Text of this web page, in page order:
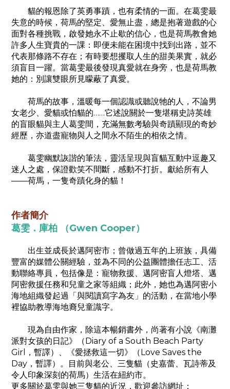
貓的報恩除了英勇事蹟，也有柔情的一面。在葛雯最
失意的時候，荷馬的堅定、愛無止盡，總是抱著遊戲的心
面對各種挑戰，啟發她永不止歇的信心，也是荷馬教會她
許多人生寶貴的一課：即便未能在困境中找到出路，並不
代表那條路不存在；有時要想攫取人生的甜美果實，就必
須盲目一躍。當葛雯最後發現真愛就在身旁，也是荷馬教
她的：別讓雙眼所見矇蔽了真愛。
荷馬的故事，溫暖每一個認識或聽說牠的人，不論男
女老少、愛貓或怕貓的……它述說關於一隻堪稱史詩英雄
的盲眼貓與主人葛雯間，充滿無數考驗與奇蹟顯現的奇妙
經歷，亦道盡寵物與人之間永不陌生的相依之情。
葛雯幽默詼諧的筆法，靈活呈現與盲貓互動中逗趣又
迷人之處，保證歡笑不間斷，感動不打折。獻給所有人
——荷馬，一隻奇蹟化身的貓！
作者簡介
葛雯．庫柏 （Gwen Cooper）
出生並成長於邁阿密市；曾做過五年的上班族，具備
豐富的媒體公關經驗，並為不同的公益團體擔任志工、活
動聯絡專員，包括像是：寵物救援、邁阿密盲人燈塔、邁
阿密救援任務和兒童之家等組織；此外，她也為邁阿密小
海地組織發起過「與閱讀寫字為友」的活動，在當地小學
裡協助教導海地裔兒童識字。
現為自由作家，除這本暢銷書外，尚著有小說《南灘
派對女孩的日記》（Diary of a South Beach Party
Girl，暫譯）、《愛拯救這一切》（Love Saves the
Day，暫譯）。目前與老公、三隻貓（史嘉蕾、瓦詩蒂及
令人印象深刻的荷馬）生活在紐約市。
更多關於葛雯與她三隻貓的近況，歡迎參訪網址：